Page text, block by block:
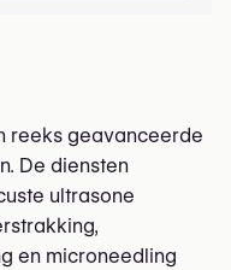
reeks geavanceerde
De diensten
ultrasone
en microneedling